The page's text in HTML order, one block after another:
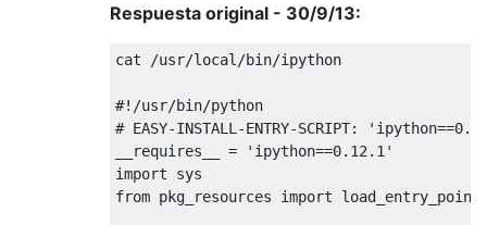
Respuesta original - 30/9/13:
cat /usr/local /bin/ipython
#!/usr/bin/python
# EASY-INSTALL-ENTRY-SCRIPT:
__requires__ =
'ipython==0.12.1'
import
from pkg_resources import load_entry_point